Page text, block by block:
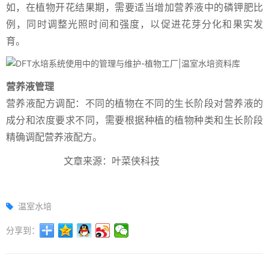
如，在植物开花结果期，需要适当增加营养液中的磷钾肥比
例，同时调整光照时间和强度，以促进花芽分化和果实发
育。
营养液管理
营养液配方调配：不同的植物在不同的生长阶段对营养液的
成分和浓度要求不同，需要根据种植的植物种类和生长阶段
精确调配营养液配方。
文章来源：叶菜侠科技
温室水培
分享到：